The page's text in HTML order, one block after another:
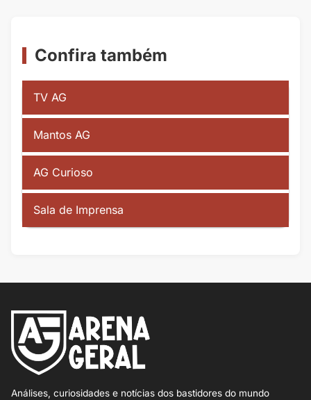
Confira também
TV AG
Mantos AG
AG Curioso
Sala de Imprensa
Análises, curiosidades e notícias dos bastidores do mundo